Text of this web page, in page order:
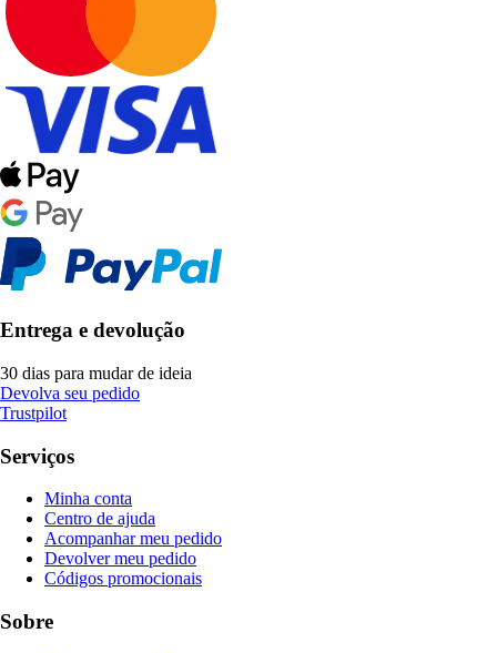
Entrega e devolução
30 dias para mudar de ideia
Devolva seu pedido
Trustpilot
Serviços
Minha conta
Centro de ajuda
Acompanhar meu pedido
Devolver meu pedido
Códigos promocionais
Sobre